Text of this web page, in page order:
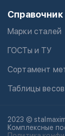
Справочник
Марки сталей
ГОСТы и ТУ
Сортамент
Таблицы
2023 ©
Комплексные